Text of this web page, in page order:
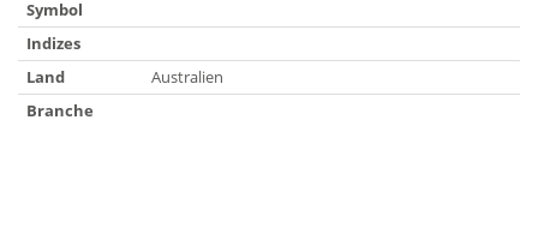
Symbol
Indizes
Land
Australien
Branche